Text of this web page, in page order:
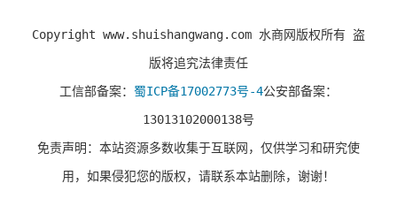
Copyright www.shuishangwang.com 水商网版权所有 盗
版将追究法律责任
工信部备案： 蜀ICP备17002773号-4公安部备案：
13013102000138号
免责声明：本站资源多数收集于互联网，仅供学习和研究使
用，如果侵犯您的版权，请联系本站删除，谢谢！